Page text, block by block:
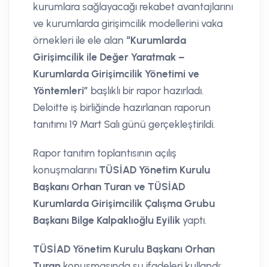
kurumlara sağlayacağı rekabet avantajlarını
ve kurumlarda girişimcilik modellerini vaka
örnekleri ile ele alan “Kurumlarda
Girişimcilik ile Değer Yaratmak –
Kurumlarda Girişimcilik Yönetimi ve
Yöntemleri” başlıklı bir rapor hazırladı.
Deloitte iş birliğinde hazırlanan raporun
tanıtımı 19 Mart Salı günü gerçekleştirildi.
Rapor tanıtım toplantısının açılış
konuşmalarını TÜSİAD Yönetim Kurulu
Başkanı Orhan Turan ve TÜSİAD
Kurumlarda Girişimcilik Çalışma Grubu
Başkanı Bilge Kalpaklıoğlu Eyilik yaptı.
TÜSİAD Yönetim Kurulu Başkanı Orhan